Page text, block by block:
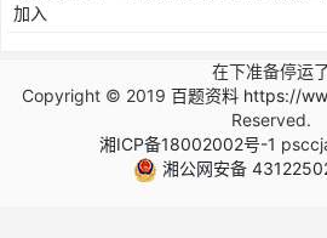
加入
在下准备停运
Copyright © 2019 百题资料 https://
Reserved.
湘ICP备18002002号-1
湘公网安备